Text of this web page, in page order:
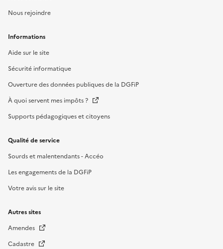
Nous rejoindre
Informations
Aide sur le site
Sécurité informatique
Ouverture des données publiques de la DGFiP
À quoi servent mes impôts ?
Supports pédagogiques et citoyens
Qualité de service
Sourds et malentendants - Accéo
Les engagements de la DGFiP
Votre avis sur le site
Autres sites
Amendes
Cadastre